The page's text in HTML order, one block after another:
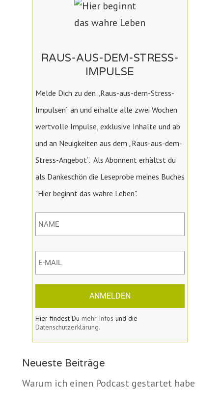
RAUS-AUS-DEM-STRESS-
IMPULSE
Melde Dich zu den „Raus-aus-dem-Stress-
Impulsen“ an und erhalte alle zwei Wochen
wertvolle Impulse, exklusive Inhalte und ab
und an Neuigkeiten aus dem „Raus-aus-dem-
Stress-Angebot“. Als Abonnent erhältst du
als Dankeschön die Leseprobe meines Buches
"Hier beginnt das wahre Leben".
ANMELDEN
Hier findest Du mehr Infos und die
Datenschutzerklärung.
Neueste Beiträge
Warum ich einen Podcast gestartet habe